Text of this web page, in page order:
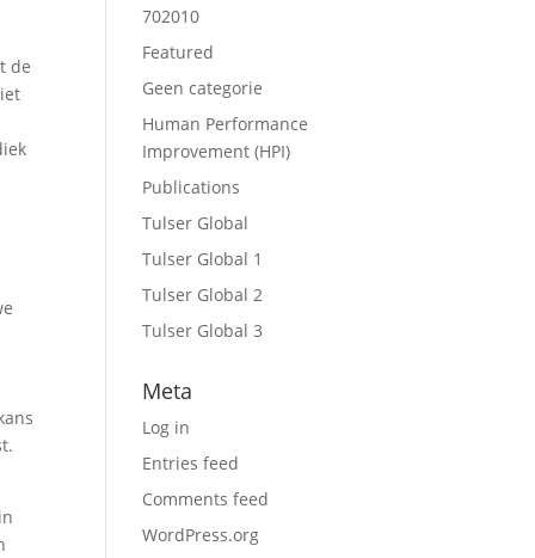
de
702010
Featured
Geen categorie
Human Performance
Improvement (HPI)
Publications
Tulser Global
Tulser Global 1
Tulser Global 2
Tulser Global 3
Meta
Log in
Entries feed
Comments feed
WordPress.org